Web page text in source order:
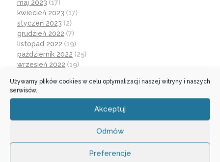
Używamy plików cookies w celu optymalizacji naszej witryny i naszych
serwisów.
Akceptuj
Odmów
Preferencje
maj 2023 (17)
kwiecień 2023 (17)
styczeń 2023 (2)
grudzień 2022 (7)
listopad 2022 (19)
październik 2022 (25)
wrzesień 2022 (19)
czerwiec 2022(32)